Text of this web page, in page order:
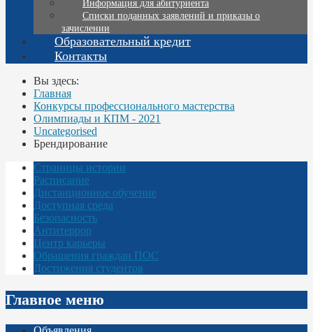
Информация для абитуриента
Списки поданных заявлений и приказы о
зачислении
Образовательный кредит
Контакты
Вы здесь:
Главная
Конкурсы профессионального мастерства
Олимпиады и КПМ - 2021
Uncategorised
Брендирование
Страницы истории
Расписание
Дистанционное обучение
Доступная среда
Безопасность
Антитеррор
Центр карьеры
Обращения граждан ПОС
Достижения студентов
Главное меню